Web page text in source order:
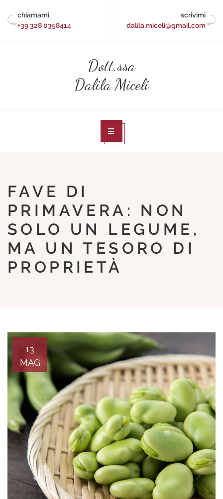
content
chiamami
+39 328 0358414
scrivimi
dalila.miceli@gmail.com
Dott.ssa
Dalila Miceli
FAVE DI
PRIMAVERA: NON
SOLO UN LEGUME,
MA UN TESORO DI
PROPRIETÀ
13
MAG